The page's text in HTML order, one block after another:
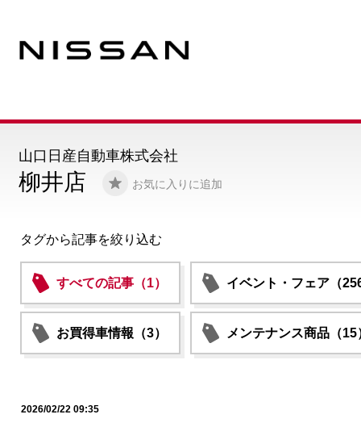
柳井店 お気に入りに追加
山口日産自動車株式会社
タグから記事を絞り込む
すべての記事（1） イベント・フェア（
お買得車情報（3） メンテナンス商品（15
2026/02/22 09:35